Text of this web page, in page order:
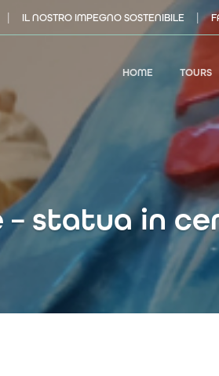
IL NOSTRO IMPEGNO SOSTENIBILE |
HOME TOURS
– statua in